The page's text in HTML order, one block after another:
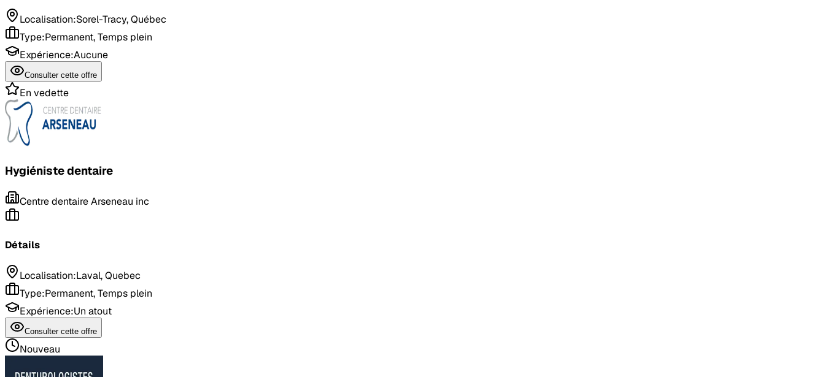
Localisation:Sorel-Tracy, Québec
Type:Permanent, Temps plein
Expérience:Aucune
Consulter cette offre
En vedette
Hygiéniste dentaire
Centre dentaire Arseneau inc
Détails
Localisation:Laval, Quebec
Type:Permanent, Temps plein
Expérience:Un atout
Consulter cette offre
Nouveau